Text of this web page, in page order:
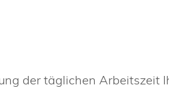
der täglichen Arbeitszeit